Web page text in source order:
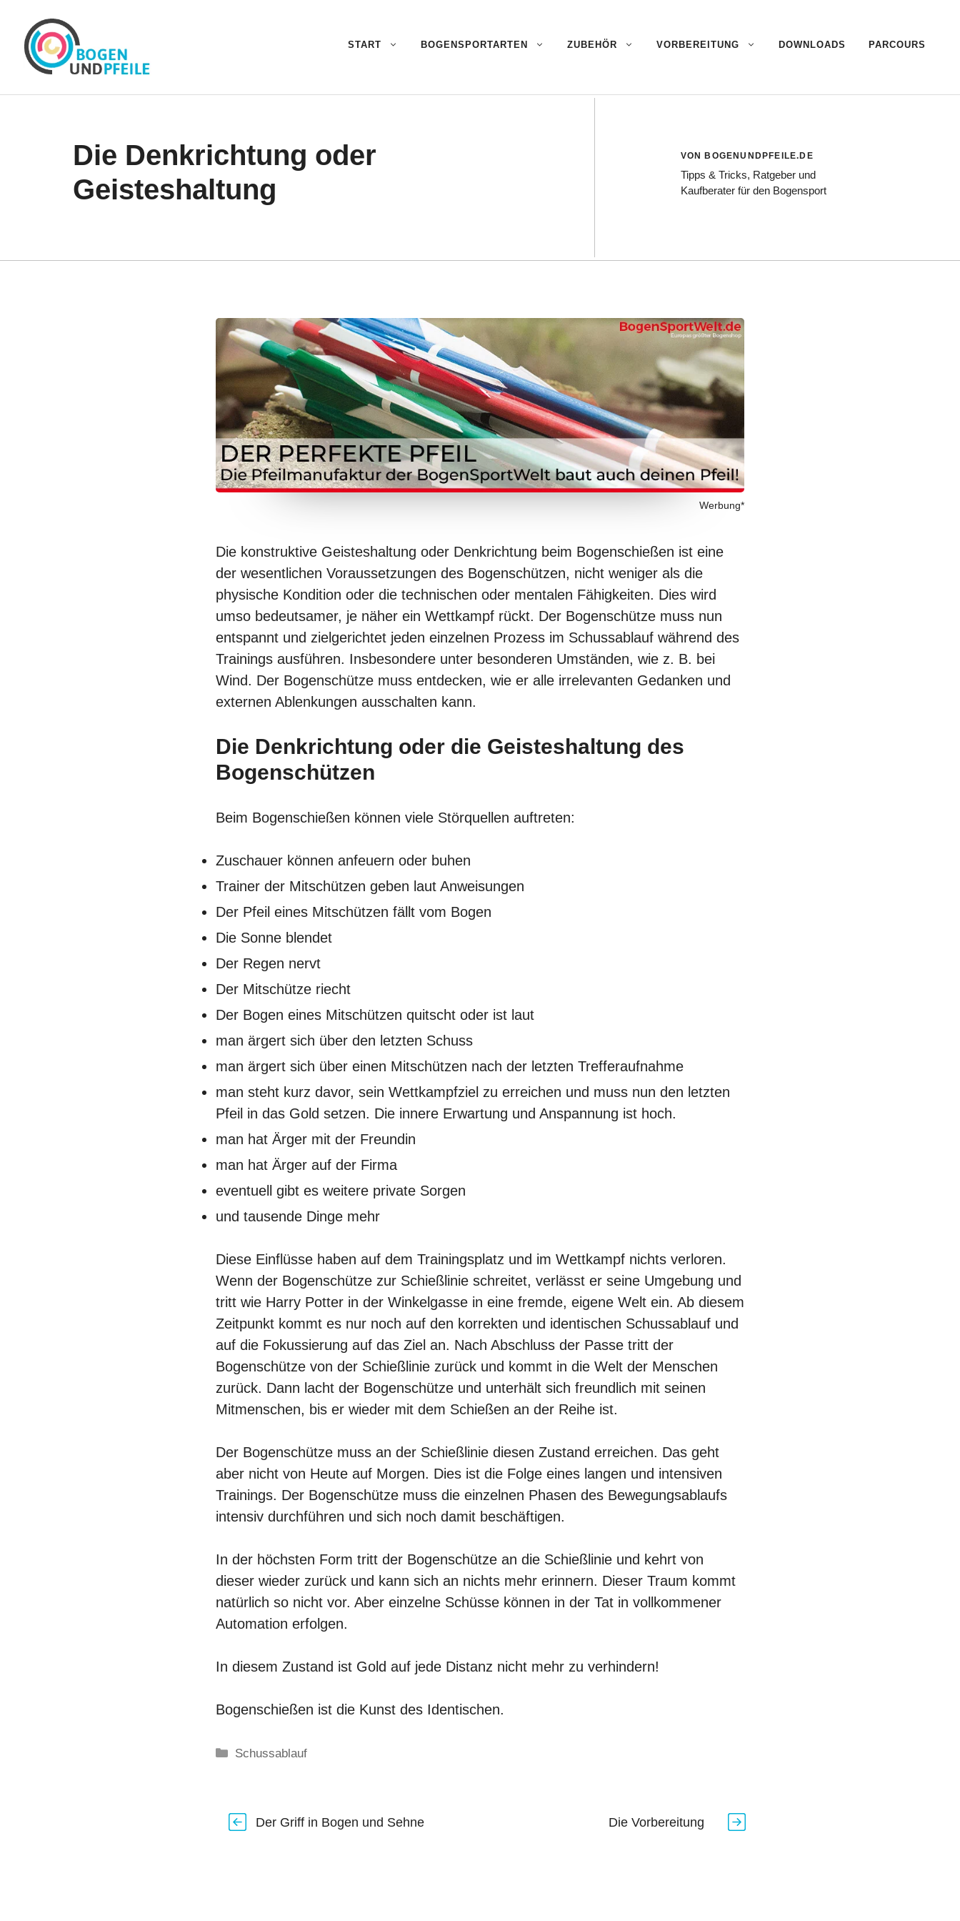
Inhalt
springen
START BOGENSPORTARTEN ZUBEHÖR VORBEREITUNG DOWNLOADS PARCOURS
Die Denkrichtung oder
Geisteshaltung
VON BOGENUNDPFEILE.DE
Tipps & Tricks, Ratgeber und
Kaufberater für den Bogensport
Werbung*
Die konstruktive Geisteshaltung oder Denkrichtung beim Bogenschießen ist eine
der wesentlichen Voraussetzungen des Bogenschützen, nicht weniger als die
physische Kondition oder die technischen oder mentalen Fähigkeiten. Dies wird
umso bedeutsamer, je näher ein Wettkampf rückt. Der Bogenschütze muss nun
entspannt und zielgerichtet jeden einzelnen Prozess im Schussablauf während des
Trainings ausführen. Insbesondere unter besonderen Umständen, wie z. B. bei
Wind. Der Bogenschütze muss entdecken, wie er alle irrelevanten Gedanken und
externen Ablenkungen ausschalten kann.
Die Denkrichtung oder die Geisteshaltung des
Bogenschützen
Beim Bogenschießen können viele Störquellen auftreten:
Zuschauer können anfeuern oder buhen
Trainer der Mitschützen geben laut Anweisungen
Der Pfeil eines Mitschützen fällt vom Bogen
Die Sonne blendet
Der Regen nervt
Der Mitschütze riecht
Der Bogen eines Mitschützen quitscht oder ist laut
man ärgert sich über den letzten Schuss
man ärgert sich über einen Mitschützen nach der letzten Trefferaufnahme
man steht kurz davor, sein Wettkampfziel zu erreichen und muss nun den letzten
Pfeil in das Gold setzen. Die innere Erwartung und Anspannung ist hoch.
man hat Ärger mit der Freundin
man hat Ärger auf der Firma
eventuell gibt es weitere private Sorgen
und tausende Dinge mehr
Diese Einflüsse haben auf dem Trainingsplatz und im Wettkampf nichts verloren.
Wenn der Bogenschütze zur Schießlinie schreitet, verlässt er seine Umgebung und
tritt wie Harry Potter in der Winkelgasse in eine fremde, eigene Welt ein. Ab diesem
Zeitpunkt kommt es nur noch auf den korrekten und identischen Schussablauf und
auf die Fokussierung auf das Ziel an. Nach Abschluss der Passe tritt der
Bogenschütze von der Schießlinie zurück und kommt in die Welt der Menschen
zurück. Dann lacht der Bogenschütze und unterhält sich freundlich mit seinen
Mitmenschen, bis er wieder mit dem Schießen an der Reihe ist.
Der Bogenschütze muss an der Schießlinie diesen Zustand erreichen. Das geht
aber nicht von Heute auf Morgen. Dies ist die Folge eines langen und intensiven
Trainings. Der Bogenschütze muss die einzelnen Phasen des Bewegungsablaufs
intensiv durchführen und sich noch damit beschäftigen.
In der höchsten Form tritt der Bogenschütze an die Schießlinie und kehrt von
dieser wieder zurück und kann sich an nichts mehr erinnern. Dieser Traum kommt
natürlich so nicht vor. Aber einzelne Schüsse können in der Tat in vollkommener
Automation erfolgen.
In diesem Zustand ist Gold auf jede Distanz nicht mehr zu verhindern!
Bogenschießen ist die Kunst des Identischen.
Kategorien
Schussablauf
Der Griff in Bogen und Sehne Die Vorbereitung